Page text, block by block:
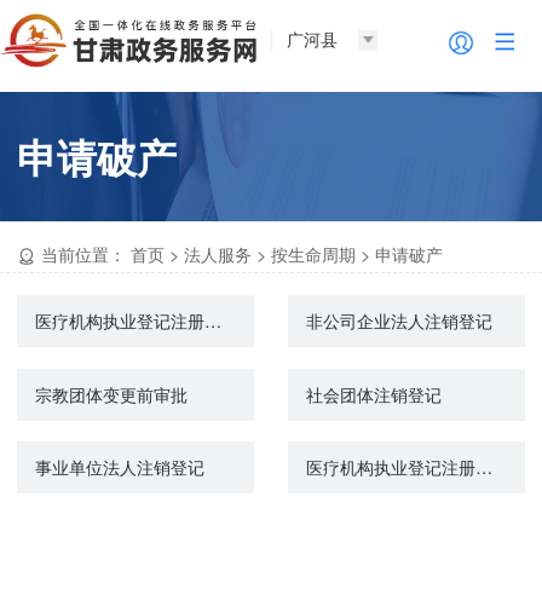
广河县
申请破产
当前位置： 首页 >法人服务 >按生命周期 > 申请破产
医疗机构执业登记注册（注销） 非公司企业法人注销登记
宗教团体变更前审批 社会团体注销登记
事业单位法人注销登记 医疗机构执业登记注册（注销）